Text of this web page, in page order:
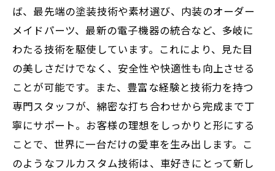
ば、最先端の塗装技術や素材選び、内装のオーダー
メイドパーツ、最新の電子機器の統合など、多岐に
わたる技術を駆使しています。これにより、見た目
の美しさだけでなく、安全性や快適性も向上させる
ことが可能です。また、豊富な経験と技術力を持つ
専門スタッフが、綿密な打ち合わせから完成まで丁
寧にサポート。お客様の理想をしっかりと形にする
ことで、世界に一台だけの愛車を生み出します。こ
のようなフルカスタム技術は、車好きにとって新し